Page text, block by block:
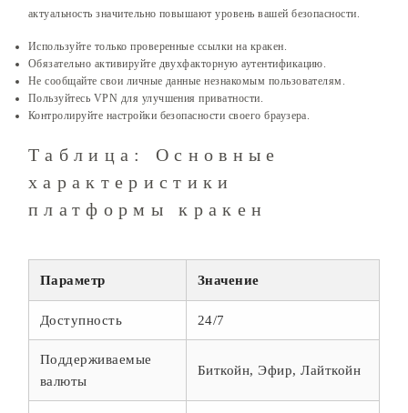
актуальность значительно повышают уровень вашей безопасности.
Используйте только проверенные ссылки на кракен.
Обязательно активируйте двухфакторную аутентификацию.
Не сообщайте свои личные данные незнакомым пользователям.
Пользуйтесь VPN для улучшения приватности.
Контролируйте настройки безопасности своего браузера.
Таблица: Основные
характеристики
платформы кракен
Параметр Значение
Доступность 24/7
Поддерживаемые
валюты
Биткойн, Эфир, Лайткойн